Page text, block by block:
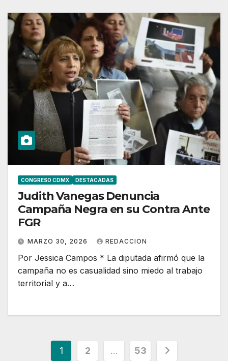
CONGRESO CDMX DESTACADAS
Judith Vanegas Denuncia
Campaña Negra en su Contra Ante
FGR
MARZO 30, 2026 REDACCION
Por Jessica Campos * La diputada afirmó que la
campaña no es casualidad sino miedo al trabajo
territorial y a…
Paginación
1 2 … 53